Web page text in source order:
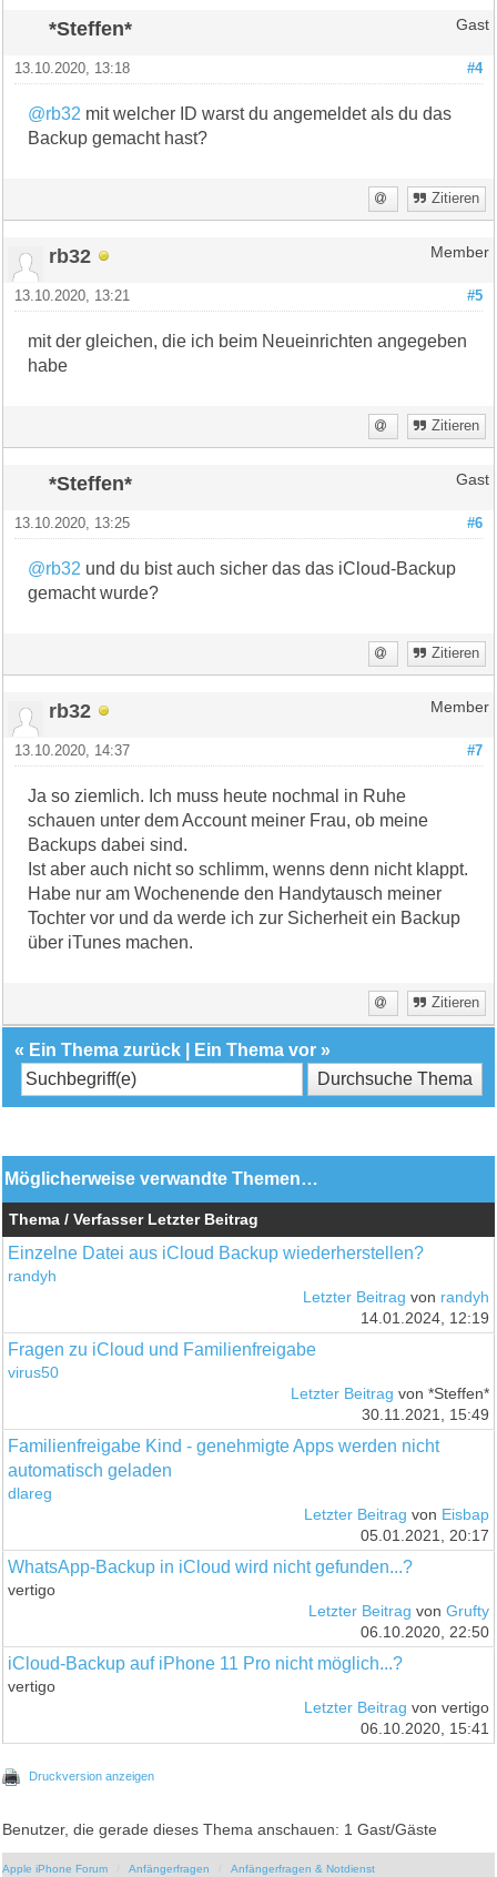
*Steffen* Gast
#4
13.10.2020, 13:18
@rb32 mit welcher ID warst du angemeldet als du das
Backup gemacht hast?
Zitieren
rb32 Member
#5
13.10.2020, 13:21
mit der gleichen, die ich beim Neueinrichten angegeben
habe
Zitieren
*Steffen* Gast
#6
13.10.2020, 13:25
@rb32 und du bist auch sicher das das iCloud-Backup
gemacht wurde?
Zitieren
rb32 Member
#7
13.10.2020, 14:37
Ja so ziemlich. Ich muss heute nochmal in Ruhe
schauen unter dem Account meiner Frau, ob meine
Backups dabei sind.
Ist aber auch nicht so schlimm, wenns denn nicht klappt.
Habe nur am Wochenende den Handytausch meiner
Tochter vor und da werde ich zur Sicherheit ein Backup
über iTunes machen.
Zitieren
« Ein Thema zurück Ein Thema vor »
Möglicherweise verwandte Themen…
Thema / Verfasser Letzter Beitrag
Einzelne Datei aus iCloud Backup wiederherstellen?
randyh
Letzter Beitrag von randyh
14.01.2024, 12:19
Fragen zu iCloud und Familienfreigabe
virus50
Letzter Beitrag von *Steffen*
30.11.2021, 15:49
Familienfreigabe Kind - genehmigte Apps werden nicht
automatisch geladen
dlareg
Letzter Beitrag von Eisbap
05.01.2021, 20:17
WhatsApp-Backup in iCloud wird nicht gefunden...?
vertigo
Letzter Beitrag von Grufty
06.10.2020, 22:50
iCloud-Backup auf iPhone 11 Pro nicht möglich...?
vertigo
Letzter Beitrag von vertigo
06.10.2020, 15:41
Druckversion anzeigen
Benutzer, die gerade dieses Thema anschauen: 1 Gast/Gäste
Apple iPhone Forum Anfängerfragen Anfängerfragen & Notdienst